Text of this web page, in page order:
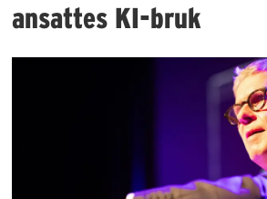
ansattes KI-bruk